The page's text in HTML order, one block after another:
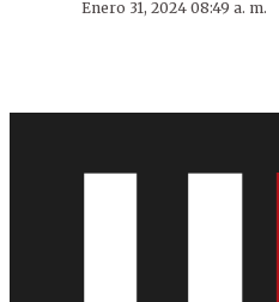
Enero 31, 2024 08:49 a. m.